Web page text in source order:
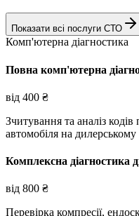
Показати всі послуги СТО
Комп'ютерна діагностика
Повна комп'ютерна
від 400 ₴
Зчитування та аналіз
автомобіля на дилерському
Комплексна діагностика
від 800 ₴
Перевірка компресії,